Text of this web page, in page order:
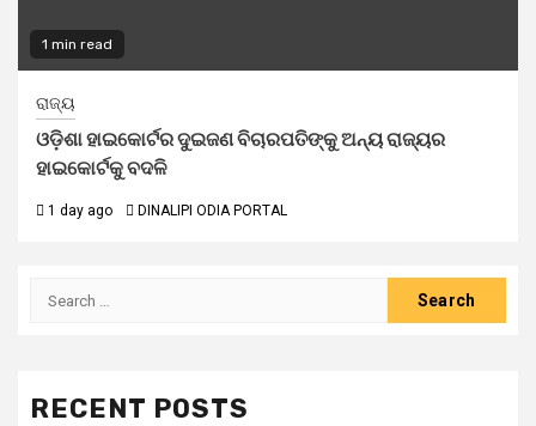
1 min read
ରାଜ୍ୟ
ଓଡ଼ିଶା ହାଇକୋର୍ଟର ଦୁଇଜଣ ବିଚାରପତିଙ୍କୁ ଅନ୍ୟ ରାଜ୍ୟର
ହାଇକୋର୍ଟକୁ ବଦଳି
1 day ago DINALIPI ODIA PORTAL
RECENT POSTS